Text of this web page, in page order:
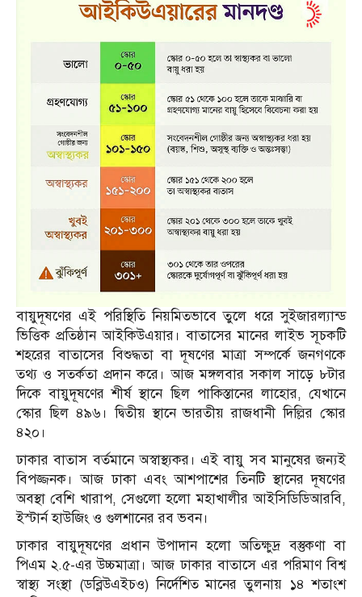
বায়ুদূষণের এই পরিস্থিতি নিয়মিতভাবে তুলে ধরে সুইজারল্যান্ড
ভিত্তিক প্রতিষ্ঠান আইকিউএয়ার। বাতাসের মানের লাইভ সূচকটি
শহরের বাতাসের বিশুদ্ধতা বা দূষণের মাত্রা সম্পর্কে জনগণকে
তথ্য ও সতর্কতা প্রদান করে। আজ মঙ্গলবার সকাল সাড়ে ৮টার
দিকে বায়ুদূষণের শীর্ষ স্থানে ছিল পাকিস্তানের লাহোর, যেখানে
স্কোর ছিল ৪৯৬। দ্বিতীয় স্থানে ভারতীয় রাজধানী দিল্লির স্কোর
৪২০।
ঢাকার বাতাস বর্তমানে অস্বাস্থ্যকর। এই বায়ু সব মানুষের জন্যই
বিপজ্জনক। আজ ঢাকা এবং আশপাশের তিনটি স্থানের দূষণের
অবস্থা বেশি খারাপ, সেগুলো হলো মহাখালীর আইসিডিডিআরবি,
ইস্টার্ন হাউজিং ও গুলশানের রব ভবন।
ঢাকার বায়ুদূষণের প্রধান উপাদান হলো অতিক্ষুদ্র বস্তুকণা বা
পিএম ২.৫-এর উচ্চমাত্রা। আজ ঢাকার বাতাসে এর পরিমাণ বিশ্ব
স্বাস্থ্য সংস্থা (ডব্লিউএইচও) নির্দেশিত মানের তুলনায় ১৪ শতাংশ